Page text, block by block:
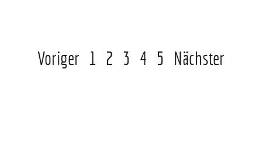
Voriger 1 2 3 4 5 Nächster